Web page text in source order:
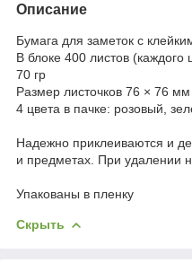
Описание
Бумага для заметок с
В блоке 400 листов (каждого
70 гр
Размер листочков 76 × 76 мм
4 цвета в пачке: розовый,
Надежно приклеиваются и
и предметах. При удалении
Упакованы в пленку
Скрыть